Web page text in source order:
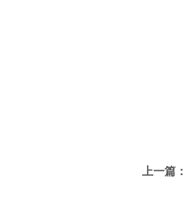
上一篇：